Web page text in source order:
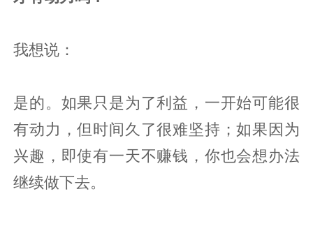
我想说：
是的。如果只是为了利益，一开始可能很
有动力，但时间久了很难坚持；如果因为
兴趣，即使有一天不赚钱，你也会想办法
继续做下去。